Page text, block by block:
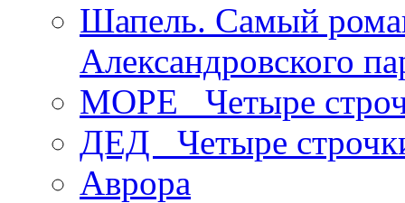
Шапель. Самый
Александровского
МОРЕ _Четыре
ДЕД _Четыре
Аврора